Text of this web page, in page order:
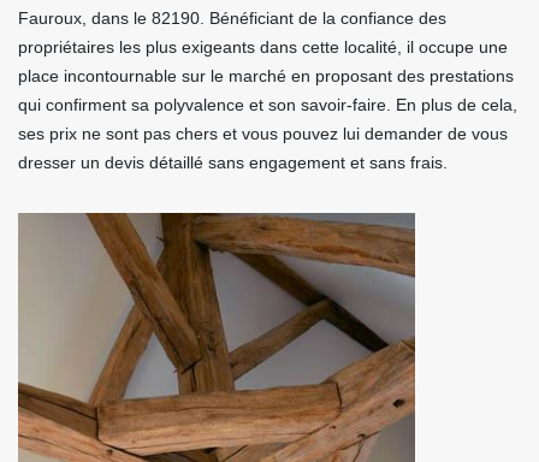
Fauroux, dans le 82190. Bénéficiant de la confiance des
propriétaires les plus exigeants dans cette localité, il occupe une
place incontournable sur le marché en proposant des prestations
qui confirment sa polyvalence et son savoir-faire. En plus de cela,
ses prix ne sont pas chers et vous pouvez lui demander de vous
dresser un devis détaillé sans engagement et sans frais.